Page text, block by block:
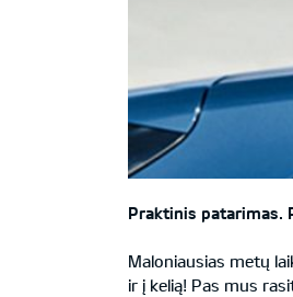
Praktinis patarimas.
Maloniausias metų
ir į kelią! Pas mus